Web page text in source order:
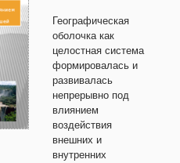
Географическая
оболочка как
целостная система
формировалась и
развивалась
непрерывно под
влиянием
воздействия
внешних и
внутренних